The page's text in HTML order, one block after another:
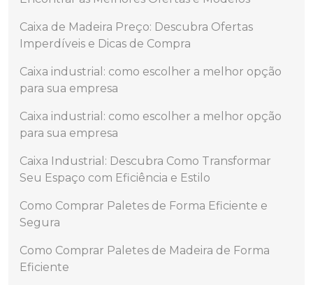
Caixa de Madeira Preço: Descubra Ofertas
Imperdíveis e Dicas de Compra
Caixa industrial: como escolher a melhor opção
para sua empresa
Caixa industrial: como escolher a melhor opção
para sua empresa
Caixa Industrial: Descubra Como Transformar
Seu Espaço com Eficiência e Estilo
Como Comprar Paletes de Forma Eficiente e
Segura
Como Comprar Paletes de Madeira de Forma
Eficiente